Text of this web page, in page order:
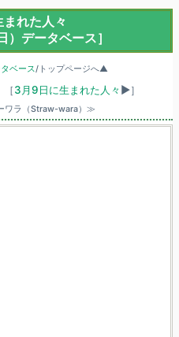
れた人々
）データベース］
ベース/トップページへ▲
［3月9日に生まれた人々 ▶］
ワラ（Straw-wara）≫